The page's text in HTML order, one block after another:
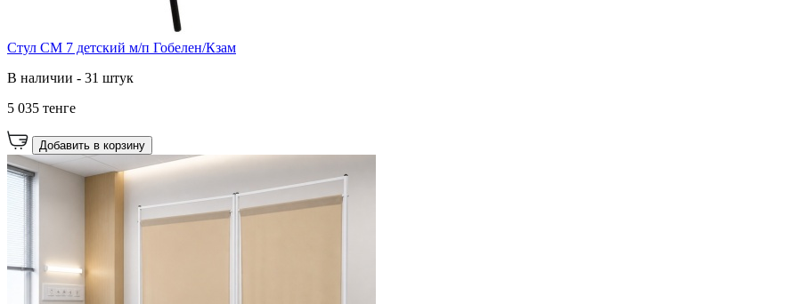
Стул СМ 7 детский м/п Гобелен/Кзам
В наличии - 31 штук
5 035 тенге
Добавить в корзину